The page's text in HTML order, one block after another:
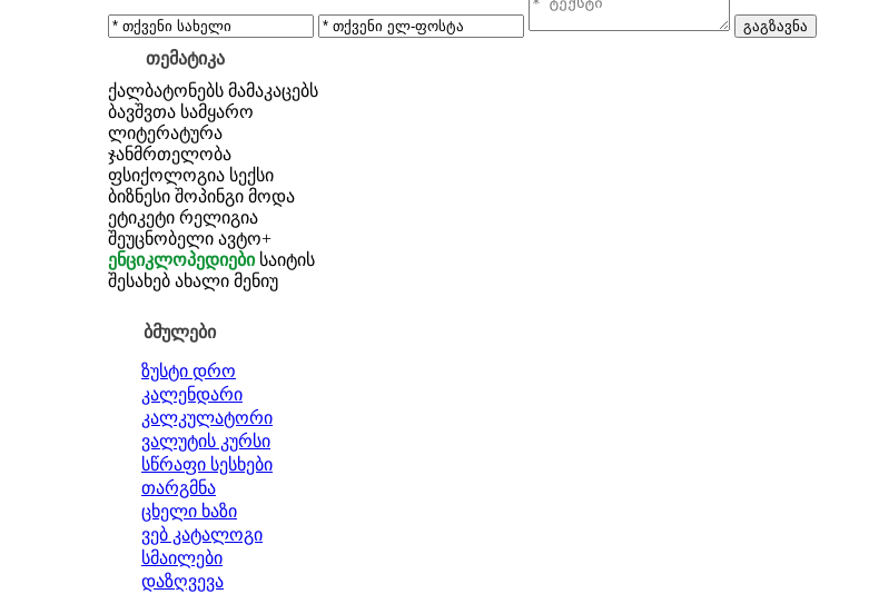
თემატიკა
ქალბატონებს მამაკაცებს
ბავშვთა სამყარო
ლიტერატურა
ჯანმრთელობა
ფსიქოლოგია სექსი
ბიზნესი შოპინგი მოდა
ეტიკეტი რელიგია
შეუცნობელი ავტო+
ენციკლოპედიები საიტის
შესახებ ახალი მენიუ
ბმულები
ზუსტი დრო
კალენდარი
კალკულატორი
ვალუტის კურსი
სწრაფი სესხები
თარგმნა
ცხელი ხაზი
ვებ კატალოგი
სმაილები
დაზღვევა